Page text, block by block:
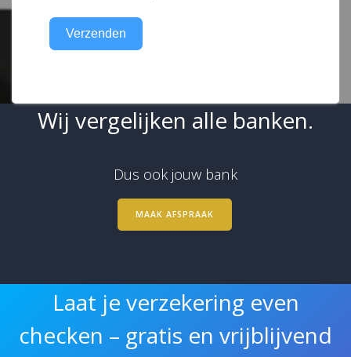
Verzenden
Wij vergelijken alle banken.
Dus ook jouw bank
MAAK AFSPRAAK
Laat je verzekering even
checken – gratis en vrijblijvend